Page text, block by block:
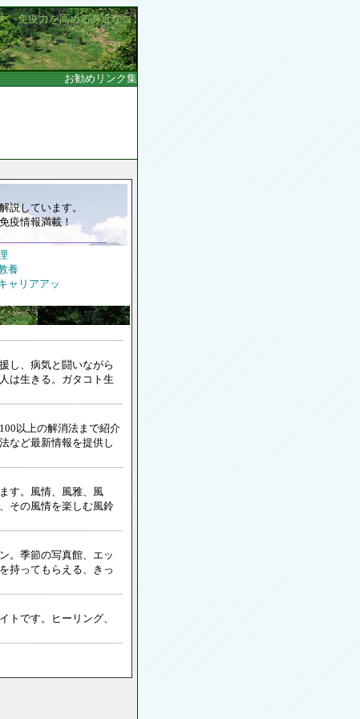
、免疫力を高める身近なコ
お勧めリンク集
説しています。
疫情報満載！
養
ャリアアッ
し、病気と闘いながら
は生きる。ガタコト生
以上の解消法まで紹介
など最新情報を提供し
す。風情、風雅、風
その風情を楽しむ風鈴
。 季節の写真館、エッ
持ってもらえる、きっ
トです。ヒーリング、